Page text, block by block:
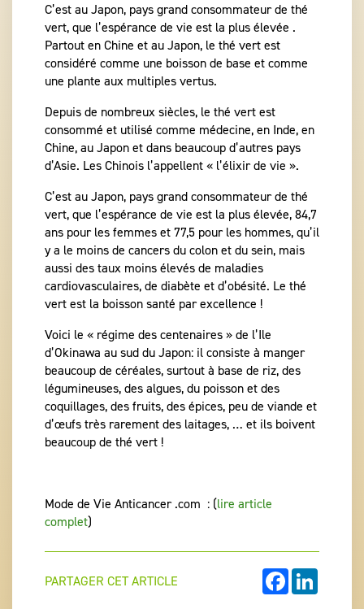
C’est au Japon, pays grand consommateur de thé
vert, que l’espérance de vie est la plus élevée .
Partout en Chine et au Japon, le thé vert est
considéré comme une boisson de base et comme
une plante aux multiples vertus.
Depuis de nombreux siècles, le thé vert est
consommé et utilisé comme médecine, en Inde, en
Chine, au Japon et dans beaucoup d’autres pays
d’Asie. Les Chinois l’appellent « l’élixir de vie ».
C’est au Japon, pays grand consommateur de thé
vert, que l’espérance de vie est la plus élevée, 84,7
ans pour les femmes et 77,5 pour les hommes, qu’il
y a le moins de cancers du colon et du sein, mais
aussi des taux moins élevés de maladies
cardiovasculaires, de diabète et d’obésité. Le thé
vert est la boisson santé par excellence !
Voici le « régime des centenaires » de l’Ile
d’Okinawa au sud du Japon: il consiste à manger
beaucoup de céréales, surtout à base de riz, des
légumineuses, des algues, du poisson et des
coquillages, des fruits, des épices, peu de viande et
d’œufs très rarement des laitages, … et ils boivent
beaucoup de thé vert !
Mode de Vie Anticancer .com : (lire article
complet)
PARTAGER CET ARTICLE FACEBOOK